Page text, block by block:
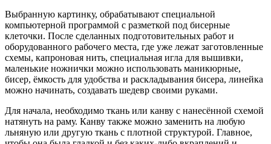
Выбранную картинку, обрабатывают специальной
компьютерной программой с разметкой под бисерные
клеточки. После сделанных подготовительных работ и
оборудованного рабочего места, где уже лежат заготовленные
схемы, капроновая нить, специальная игла для вышивки,
маленькие ножнички можно использовать маникюрные,
бисер, ёмкость для удобства и раскладывания бисера, линейка
можно начинать, создавать шедевр своими руками.
Для начала, необходимо ткань или канву с нанесённой схемой
натянуть на раму. Канву также можно заменить на любую
льняную или другую ткань с плотной структурой. Главное,